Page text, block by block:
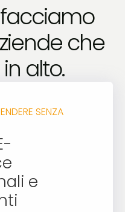
che
alto.
SENZA
e